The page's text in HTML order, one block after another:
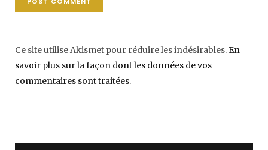
Ce site utilise Akismet pour réduire les indésirables.En
savoir plus sur la façon dont les données de vos
commentaires sont traitées.